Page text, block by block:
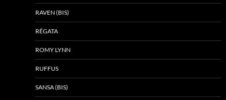
RAVEN (BIS)
RÉGATA
ROMY LYNN
RUFFUS
SANSA (BIS)